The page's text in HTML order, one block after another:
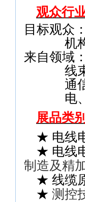
观众行
目标观众
机
来自领域
线
通
电
展品类别
★ 电线
★ 电线
制造及精
★ 线缆
★ 测控